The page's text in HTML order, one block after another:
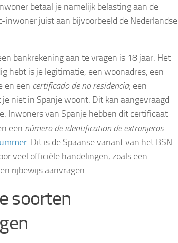
betaal je namelijk belasting aan de
inwoner juist aan bijvoorbeeld de Nederlandse
bankrekening aan te vragen is 18 jaar. Het
hebt is je legitimatie, een woonadres, een
en een certificado de no residencia; een
niet in Spanje woont. Dit kan aangevraagd
Inwoners van Spanje hebben dit certificaat
een número de identification de extranjeros
. Dit is de Spaanse variant van het BSN-
veel officiële handelingen, zoals een
rijbewijs aanvragen.
soorten